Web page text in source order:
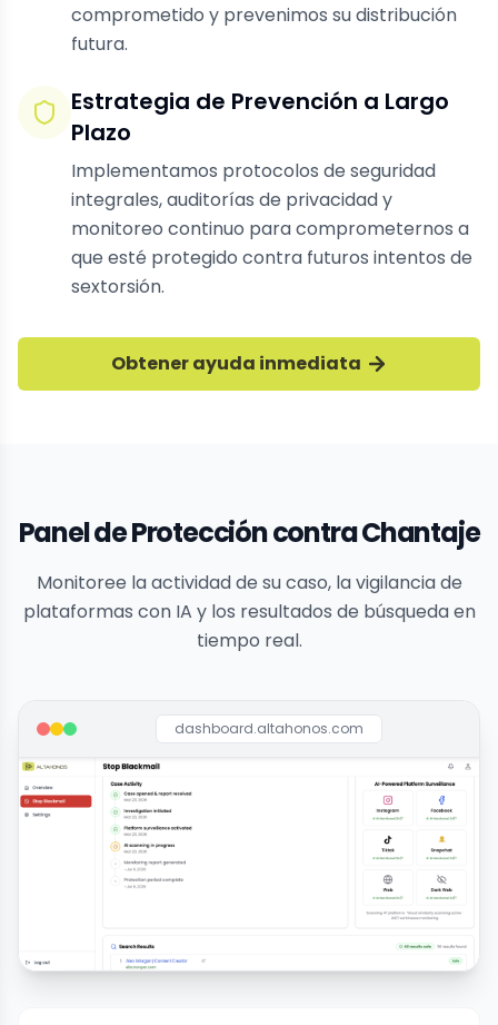
comprometido y prevenimos su distribución
futura.
Estrategia de Prevención a Largo
Plazo
Implementamos protocolos de seguridad
integrales, auditorías de privacidad y
monitoreo continuo para comprometernos a
que esté protegido contra futuros intentos de
sextorsión.
Obtener ayuda inmediata
Panel de Protección contra Chantaje
Monitoree la actividad de su caso, la vigilancia de
plataformas con IA y los resultados de búsqueda en
tiempo real.
dashboard.altahonos.com